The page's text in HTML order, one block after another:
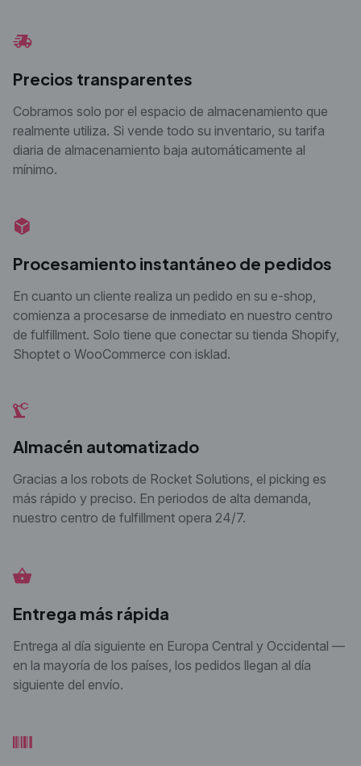
Precios transparentes
Cobramos solo por el espacio de almacenamiento que
realmente utiliza. Si vende todo su inventario, su tarifa
diaria de almacenamiento baja automáticamente al
mínimo.
Procesamiento instantáneo de pedidos
En cuanto un cliente realiza un pedido en su e-shop,
comienza a procesarse de inmediato en nuestro centro
de fulfillment. Solo tiene que conectar su tienda Shopify,
Shoptet o WooCommerce con isklad.
Almacén automatizado
Gracias a los robots de Rocket Solutions, el picking es
más rápido y preciso. En periodos de alta demanda,
nuestro centro de fulfillment opera 24/7.
Entrega más rápida
Entrega al día siguiente en Europa Central y Occidental —
en la mayoría de los países, los pedidos llegan al día
siguiente del envío.